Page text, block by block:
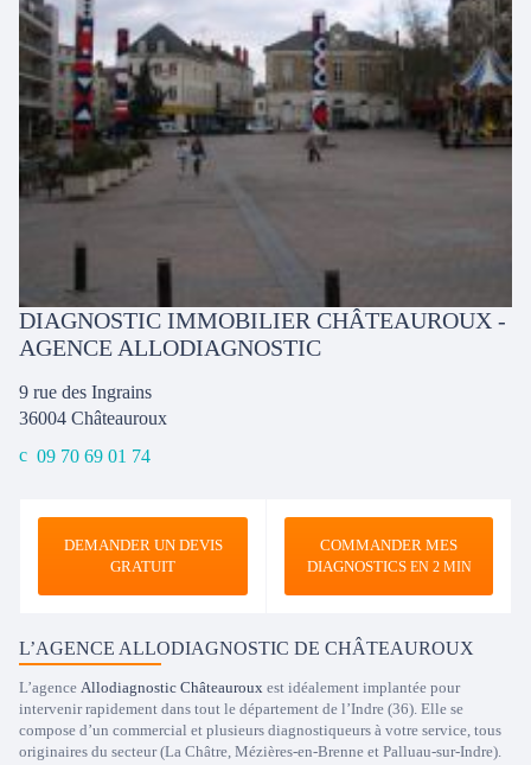
DIAGNOSTIC IMMOBILIER CHÂTEAUROUX -
AGENCE ALLODIAGNOSTIC
9 rue des Ingrains
36004 Châteauroux
09 70 69 01 74
DEMANDER UN DEVIS
GRATUIT
COMMANDER MES
DIAGNOSTICSEN 2 MIN
L’AGENCE ALLODIAGNOSTIC DE CHÂTEAUROUX
L’agence Allodiagnostic Châteauroux est idéalement implantée pour
intervenir rapidement dans tout le département de l’Indre (36). Elle se
compose d’un commercial et plusieurs diagnostiqueurs à votre service, tous
originaires du secteur (La Châtre, Mézières-en-Brenne et Palluau-sur-Indre).